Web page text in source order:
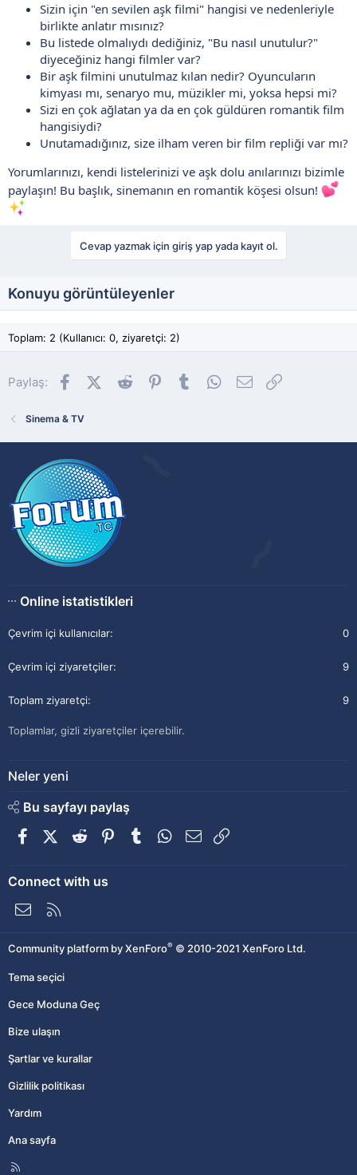
Sizin için "en sevilen aşk filmi" hangisi ve nedenleriyle
birlikte anlatır mısınız?
Bu listede olmalıydı dediğiniz, "Bu nasıl unutulur?"
diyeceğiniz hangi filmler var?
Bir aşk filmini unutulmaz kılan nedir? Oyuncuların
kimyası mı, senaryo mu, müzikler mi, yoksa hepsi mi?
Sizi en çok ağlatan ya da en çok güldüren romantik film
hangisiydi?
Unutamadığınız, size ilham veren bir film repliği var mı?
Yorumlarınızı, kendi listelerinizi ve aşk dolu anılarınızı bizimle
paylaşın! Bu başlık, sinemanın en romantik köşesi olsun!
Cevap yazmak için giriş yap yada kayıt ol.
Konuyu görüntüleyenler
Toplam: 2 (Kullanıcı: 0, ziyaretçi: 2)
Paylaş: FacebookX (Twitter)
Reddit Pinterest
Tumblr WhatsApp
E-posta
Sinema & TV
Online istatistikleri
Çevrim içi kullanıcılar 0
Çevrim içi ziyaretçiler 9
Toplam ziyaretçi 9
Toplamlar, gizli ziyaretçiler içerebilir.
Neler yeni
Bu sayfayı paylaş
FacebookX (Twitter)
Reddit PinterestTumblrWhatsApp
E-posta
Connect with us
Bize ulaşın
Community platform by XenForo® © 2010-2021 XenForo Ltd.
Tema seçici
Gece Moduna Geç
Bize ulaşın
Şartlar ve kurallar
Gizlilik politikası
Yardım
Ana sayfa
R